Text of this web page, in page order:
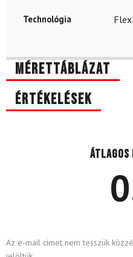
Technológia
Mérettáblázat
Értékelések
Átlagos
Az e-mail címet nem tesszük